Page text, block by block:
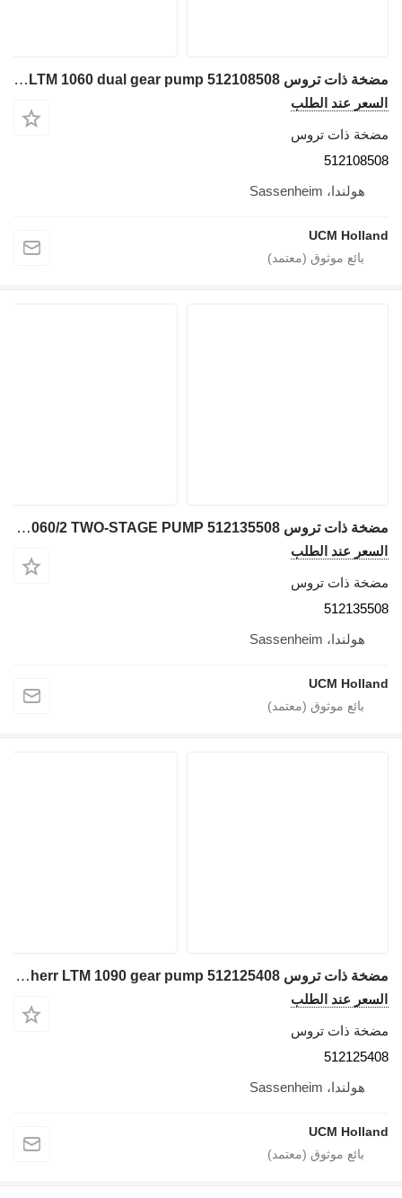
مضخة ذات تروس Liebherr LTM 1060 dual gear pump 512108508 لـ شاحنة رافعة
السعر عند الطلب
مضخة ذات تروس
512108508
هولندا، Sassenheim
UCM Holland
مضخة ذات تروس Liebherr LTM 1060/2 TWO-STAGE PUMP 512135508 لـ شاحنة رافعة
السعر عند الطلب
مضخة ذات تروس
512135508
هولندا، Sassenheim
UCM Holland
مضخة ذات تروس Liebherr LTM 1090 gear pump 512125408 لـ شاحنة رافعة
السعر عند الطلب
مضخة ذات تروس
512125408
هولندا، Sassenheim
UCM Holland